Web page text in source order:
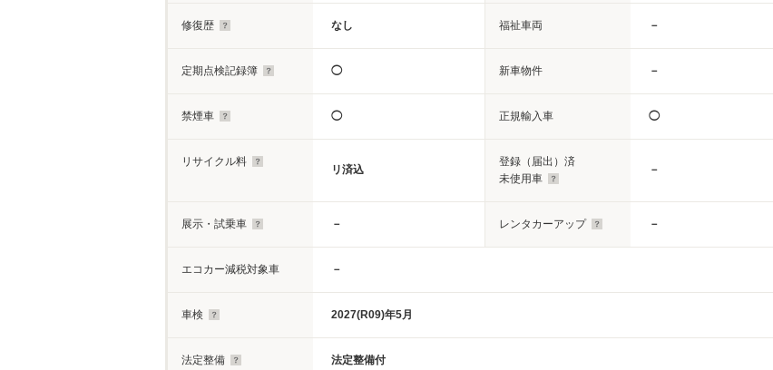
修復歴 なし 福祉車両 －
定期点検記録簿 ◯ 新車物件 －
禁煙車 ◯ 正規輸入車 ◯
リサイクル料
リ済込
登録（届出）済
未使用車
－
展示・試乗車 － レンタカーアップ －
エコカー減税対象車 －
車検 2027(R09)年5月
法定整備
法定整備付